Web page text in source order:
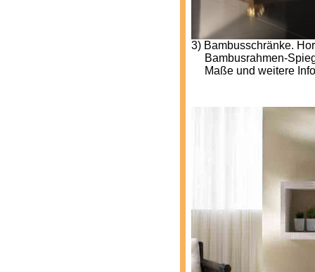
3) Bambusschränke.
Bambusrahmen-
Maße und weitere